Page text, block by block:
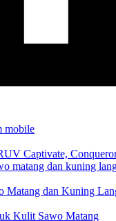
Captivate,
Matang dan Kuning